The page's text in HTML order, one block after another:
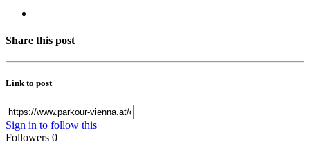
Share this post
Link to post
Sign in to follow this
Followers 0